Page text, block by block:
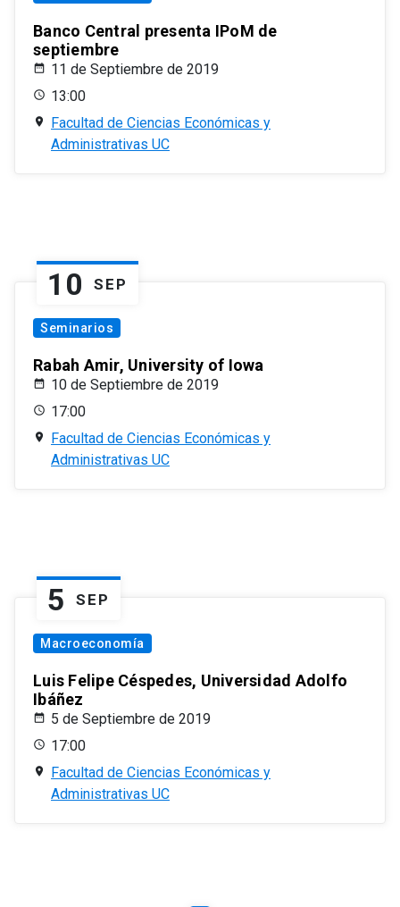
Banco Central presenta IPoM de
septiembre
11 de Septiembre de 2019
13:00
Facultad de Ciencias Económicas y
Administrativas UC
10 SEP
Seminarios
Rabah Amir, University of Iowa
10 de Septiembre de 2019
17:00
Facultad de Ciencias Económicas y
Administrativas UC
5 SEP
Macroeconomía
Luis Felipe Céspedes, Universidad Adolfo
Ibáñez
5 de Septiembre de 2019
17:00
Facultad de Ciencias Económicas y
Administrativas UC